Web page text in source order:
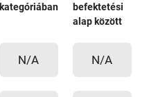
kategóriában
befektetési
alap között
N/A N/A